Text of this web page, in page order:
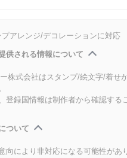
プアレンジ/デコレーションに対応
供される情報について
株式会社はスタンプ/絵文字/着せ
登録国情報は制作者から確認す
ついて
向により非対応になる可能性があ